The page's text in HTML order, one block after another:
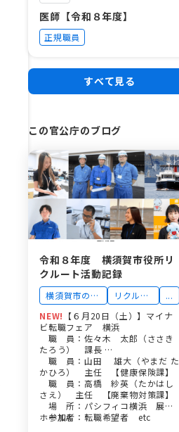
医師【令和８年度】
正規職員
すべて見る
この官公庁のブログ
令和８年度 横須賀市役所リ
クルート活動記録
横須賀市の仕
事
リクルー
ト
...
NEW! 【６月20日（土）】マイナ
ビ転職フェア 横浜
職 員：佐々木 太郎（ささき
たろう） 課長 …
職 員：山田 雄大（やまだ た
かひろ） 主任 【健康保険課】
職 員：高橋 紗英（たかはし
さえ） 主任 【廃棄物対策課】
場 所：パシフィコ横浜 展示
ホールA
参加者：転職希望者 etc